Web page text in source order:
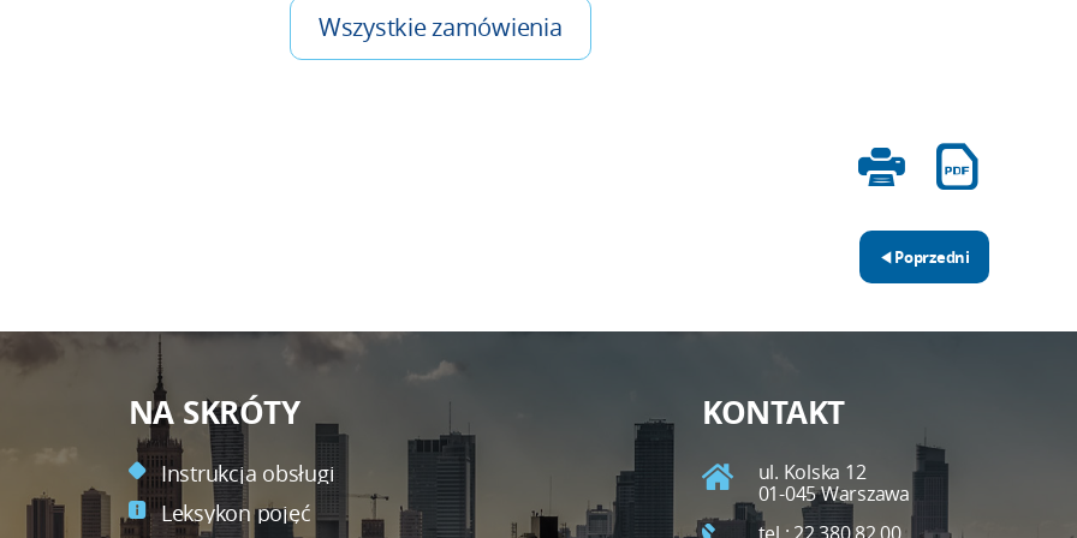
Wszystkie zamówienia
Poprzedni
NA SKRÓTY
Instrukcja obsługi
Leksykon pojęć
KONTAKT
ul. Kolska 12
01-045 Warszawa